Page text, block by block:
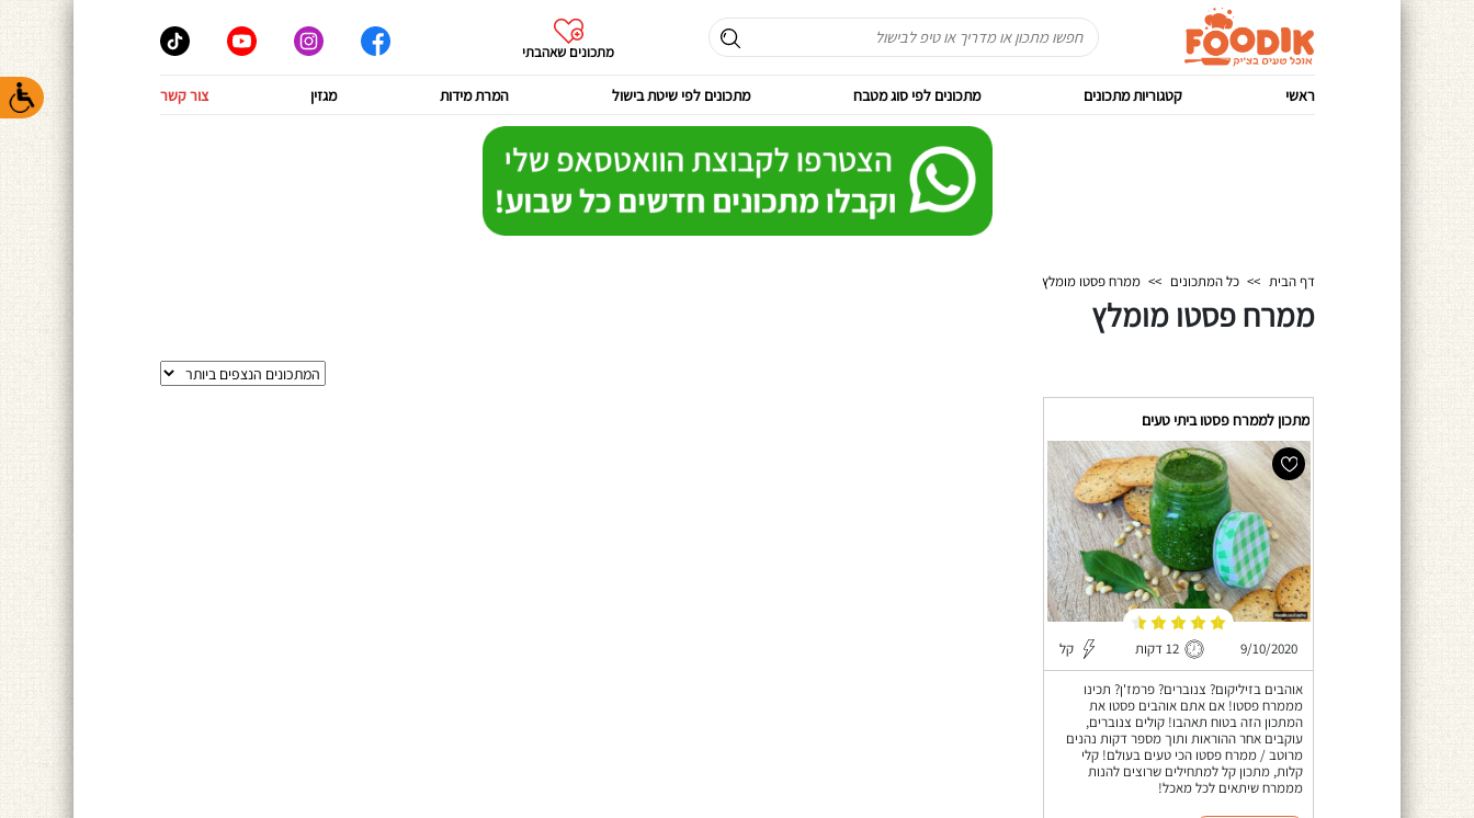
מתכונים שאהבתי
ראשי קטגוריות מתכונים מתכונים לפי סוג מטבח מתכונים לפי שיטת בישול המרת מידות מגזין צור קשר
דף הבית >> כל המתכונים >> ממרח פסטו מומלץ
ממרח פסטו מומלץ
מתכון לממרח פסטו ביתי טעים
9/10/2020 12 דקות קל
אוהבים בזיליקום? צנוברים? פרמז'ן? תכינו
מממרח פסטו! אם אתם אוהבים פסטו את
המתכון הזה בטוח תאהבו! קולים צנוברים,
עוקבים אחר ההוראות ותוך מספר דקות נהנים
מרוטב / ממרח פסטו הכי טעים בעולם! קלי
קלות, מתכון קל למתחילים שרוצים להנות
מממרח שיתאים לכל מאכל!